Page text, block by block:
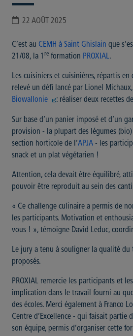
22 AOÛT 2025
C’est au CEMH à Saint Ghislain que
21/08, la 1 re formation PROXIAL.
Les cuisiniers et cuisinières, répartis
relevé un défi lancé par Lionel
Biowallonie
: réaliser deux recettes
Sur base d’un panier imposé et d’un
provision - la plupart des légumes
section horticole de l’APJA - les
snack et un plat végétarien !
Attention, cela devait être équilibré,
pouvoir être reproduit au sein des
« Ce challenge culinaire a permis de
les participants. Motivation et
vous ! », témoigne David Leduc,
Le jury a tenu à souligner la qualité du
proposés.
PROXIAL remercie les participants et
implication dans le travail fourni au
des écoles. Merci également à Franco
Centre d’Excellence - qui faisait partie
son équipe, permis d’organiser cette